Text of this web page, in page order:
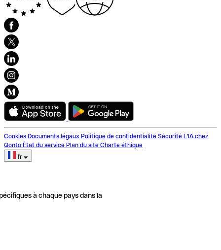
Cookies Documents légaux Politique de confidentialité Sécurité L'IA chez
Qonto État du service Plan du site Charte éthique
fr
à chaque pays dans la